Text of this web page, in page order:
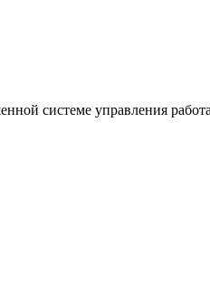
системе управления